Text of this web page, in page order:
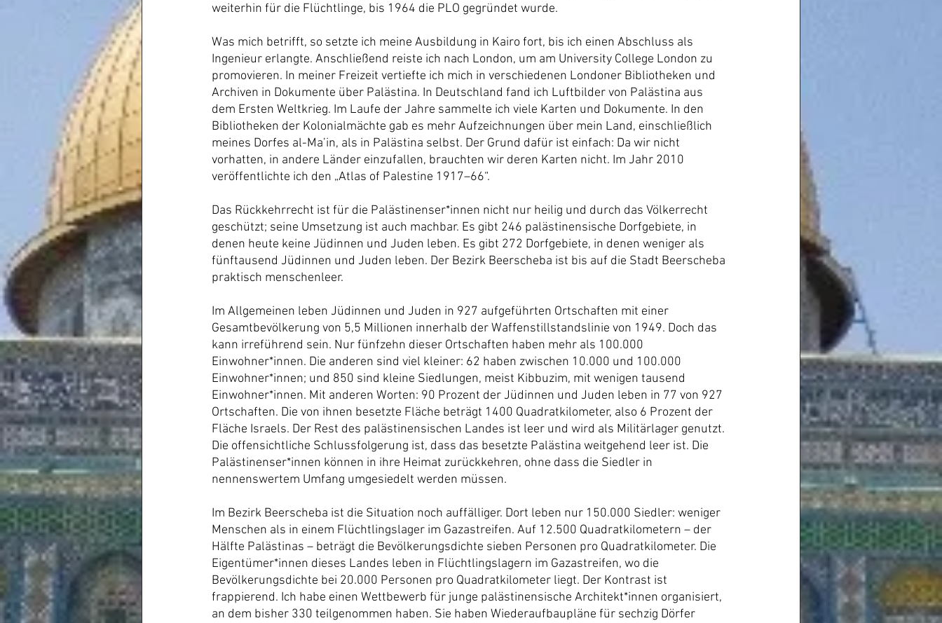
weiterhin für die Flüchtlinge, bis 1964 die PLO gegründet wurde.
Was mich betrifft, so setzte ich meine Ausbildung in Kairo fort, bis ich einen Abschluss als
Ingenieur erlangte. Anschließend reiste ich nach London, um am University College London zu
promovieren. In meiner Freizeit vertiefte ich mich in verschiedenen Londoner Bibliotheken und
Archiven in Dokumente über Palästina. In Deutschland fand ich Luftbilder von Palästina aus
dem Ersten Weltkrieg. Im Laufe der Jahre sammelte ich viele Karten und Dokumente. In den
Bibliotheken der Kolonialmächte gab es mehr Aufzeichnungen über mein Land, einschließlich
meines Dorfes al-Ma’in, als in Palästina selbst. Der Grund dafür ist einfach: Da wir nicht
vorhatten, in andere Länder einzufallen, brauchten wir deren Karten nicht. Im Jahr 2010
veröffentlichte ich den „Atlas of Palestine 1917–66“.
Das Rückkehrrecht ist für die Palästinenser*innen nicht nur heilig und durch das Völkerrecht
geschützt; seine Umsetzung ist auch machbar. Es gibt 246 palästinensische Dorfgebiete, in
denen heute keine Jüdinnen und Juden leben. Es gibt 272 Dorfgebiete, in denen weniger als
fünftausend Jüdinnen und Juden leben. Der Bezirk Beerscheba ist bis auf die Stadt Beerscheba
praktisch menschenleer.
Im Allgemeinen leben Jüdinnen und Juden in 927 aufgeführten Ortschaften mit einer
Gesamtbevölkerung von 5,5 Millionen innerhalb der Waffenstillstandslinie von 1949. Doch das
kann irreführend sein. Nur fünfzehn dieser Ortschaften haben mehr als 100.000
Einwohner*innen. Die anderen sind viel kleiner: 62 haben zwischen 10.000 und 100.000
Einwohner*innen; und 850 sind kleine Siedlungen, meist Kibbuzim, mit wenigen tausend
Einwohner*innen. Mit anderen Worten: 90 Prozent der Jüdinnen und Juden leben in 77 von 927
Ortschaften. Die von ihnen besetzte Fläche beträgt 1400 Quadratkilometer, also 6 Prozent der
Fläche Israels. Der Rest des palästinensischen Landes ist leer und wird als Militärlager genutzt.
Die offensichtliche Schlussfolgerung ist, dass das besetzte Palästina weitgehend leer ist. Die
Palästinenser*innen können in ihre Heimat zurückkehren, ohne dass die Siedler in
nennenswertem Umfang umgesiedelt werden müssen.
Im Bezirk Beerscheba ist die Situation noch auffälliger. Dort leben nur 150.000 Siedler: weniger
Menschen als in einem Flüchtlingslager im Gazastreifen. Auf 12.500 Quadratkilometern – der
Hälfte Palästinas – beträgt die Bevölkerungsdichte sieben Personen pro Quadratkilometer. Die
Eigentümer*innen dieses Landes leben in Flüchtlingslagern im Gazastreifen, wo die
Bevölkerungsdichte bei 20.000 Personen pro Quadratkilometer liegt. Der Kontrast ist
frappierend. Ich habe einen Wettbewerb für junge palästinensische Architekt*innen organisiert,
an dem bisher 330 teilgenommen haben. Sie haben Wiederaufbaupläne für sechzig Dörfer